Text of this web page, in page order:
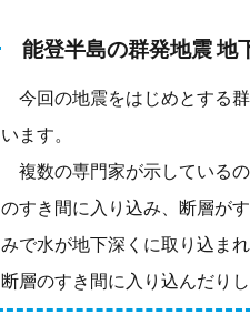
能登半島の群発地震 地
今回の地震をはじめとする
います。
複数の専門家が示している
のすき間に入り込み、断層が
みで水が地下深くに取り込ま
断層のすき間に入り込んだり